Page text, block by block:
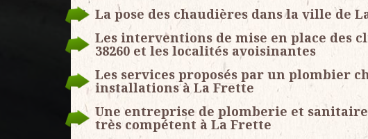
La pose des chaudières dans la ville de
Les interventions de mise en place des
38260 et les localités avoisinantes
Les services proposés par un plombier
installations à La Frette
Une entreprise de plomberie et
très compétent à La Frette